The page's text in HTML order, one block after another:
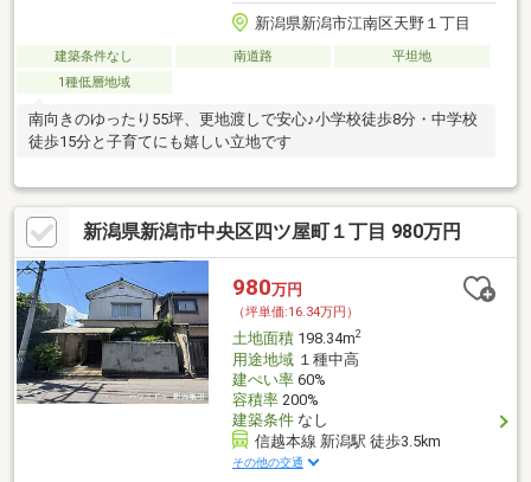
新潟県新潟市江南区天野１丁目
建築条件なし 南道路
平坦地
1種低層地域
南向きのゆったり55坪、更地渡しで安心♪小学校徒歩8分・中学校
徒歩15分と子育てにも嬉しい立地です
新潟県新潟市中央区四ツ屋町１丁目 980万円
980万円
（坪単価:16.34万円）
土地面積198.34m2
用途地域１種中高
建ぺい率60%
容積率200%
建築条件なし
信越本線 新潟駅 徒歩3.5km
その他の交通